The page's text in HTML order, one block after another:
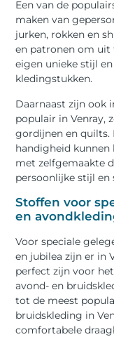
Een van de
maken van
jurken, rokken en
en patronen om uit
eigen unieke stijl
kledingstukken.
Daarnaast zijn ook
populair in Venray,
gordijnen en quilts.
handigheid
met zelfgemaakte
persoonlijke stijl en
Stoffen voor
en
Voor speciale
en jubilea zijn er in
perfect zijn voor
avond- en
tot de meest
bruidskleding in
comfortabele